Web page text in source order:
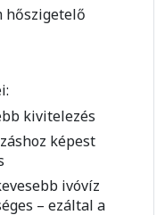
hőszigetelő
kivitelezés
képest
ivóvíz
– ezáltal a